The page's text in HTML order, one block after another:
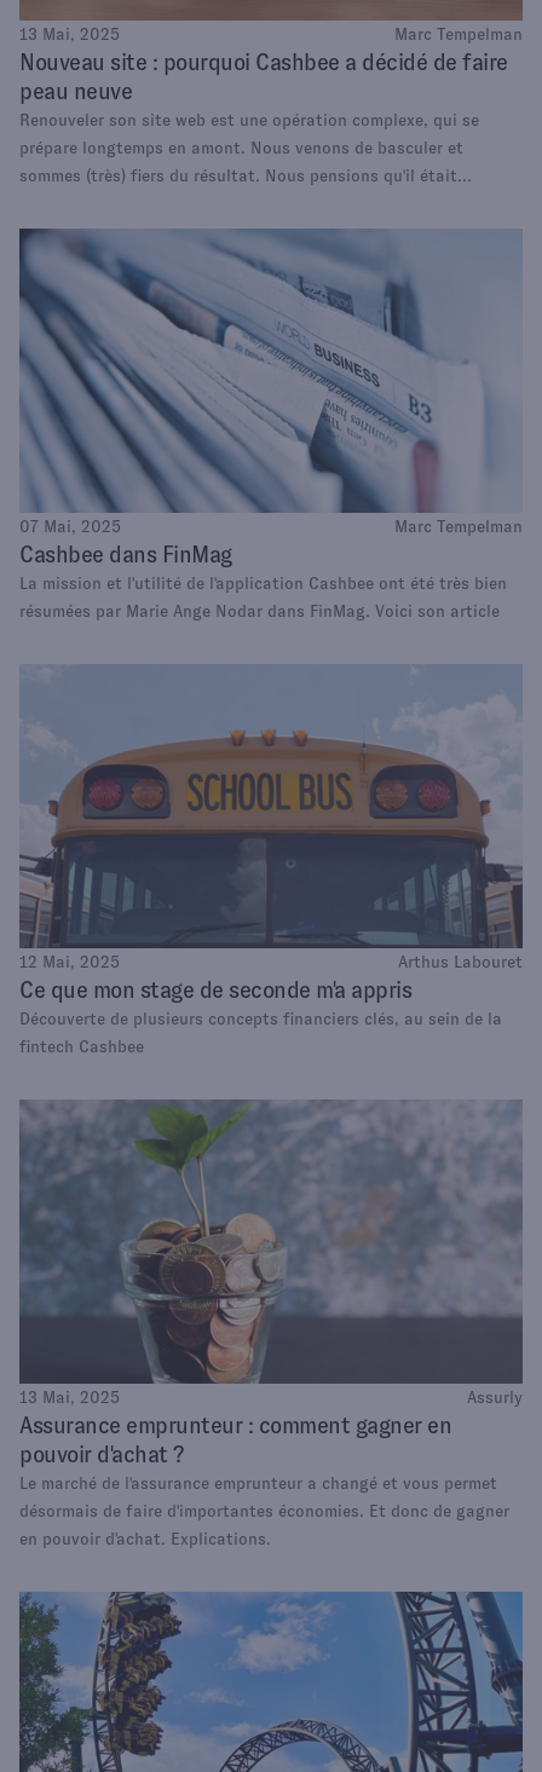
13 Mai, 2025 Marc Tempelman
Nouveau site : pourquoi Cashbee a décidé de faire
peau neuve
Renouveler son site web est une opération complexe, qui se
prépare longtemps en amont. Nous venons de basculer et
sommes (très) fiers du résultat. Nous pensions qu'il était
07 Mai, 2025 Marc Tempelman
Cashbee dans FinMag
La mission et l'utilité de l'application Cashbee ont été très bien
résumées par Marie Ange Nodar dans FinMag. Voici son article
12 Mai, 2025 Arthus Labouret
Ce que mon stage de seconde m'a appris
Découverte de plusieurs concepts financiers clés, au sein de la
fintech Cashbee
13 Mai, 2025 Assurly
Assurance emprunteur : comment gagner en
pouvoir d'achat ?
Le marché de l'assurance emprunteur a changé et vous permet
désormais de faire d'importantes économies. Et donc de gagner
en pouvoir d'achat. Explications.